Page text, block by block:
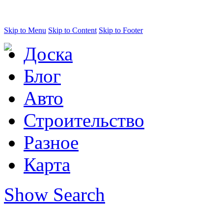
Skip to Menu Skip to Content Skip to Footer
Доска
Блог
Авто
Строительство
Разное
Карта
Show Search